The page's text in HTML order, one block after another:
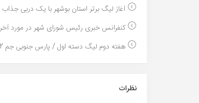
آغاز لیگ برتر استان بوشهر با یک دربی
کنفرانس خبری رئیس شورای شهر در مورد
هفته دوم لیگ دسته اول / پارس جنوبی جم 2 مس شهر ب...
نظرات